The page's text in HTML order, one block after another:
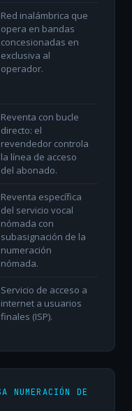
Red inalámbrica que
opera en bandas
concesionadas en
exclusiva al
operador.
Reventa con bucle
directo: el
revendedor controla
la línea de acceso
del abonado.
Reventa específica
del servicio vocal
nómada con
subasignación de la
numeración
nómada.
Servicio de acceso a
internet a usuarios
finales (ISP).
NUMERACIÓN DE